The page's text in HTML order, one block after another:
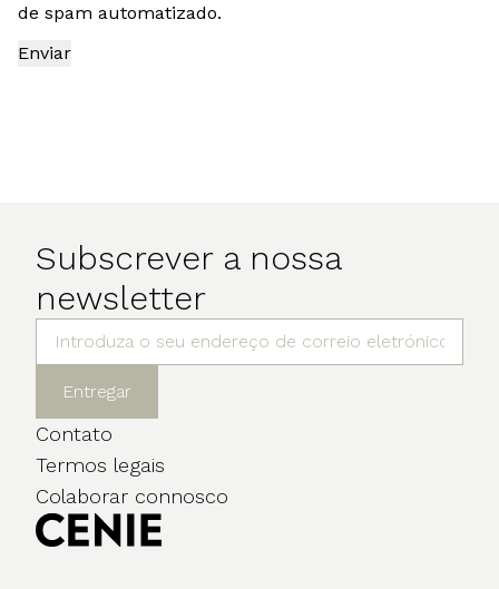
de spam automatizado.
Subscrever a nossa
newsletter
Entregar
Contato
Termos legais
Colaborar connosco